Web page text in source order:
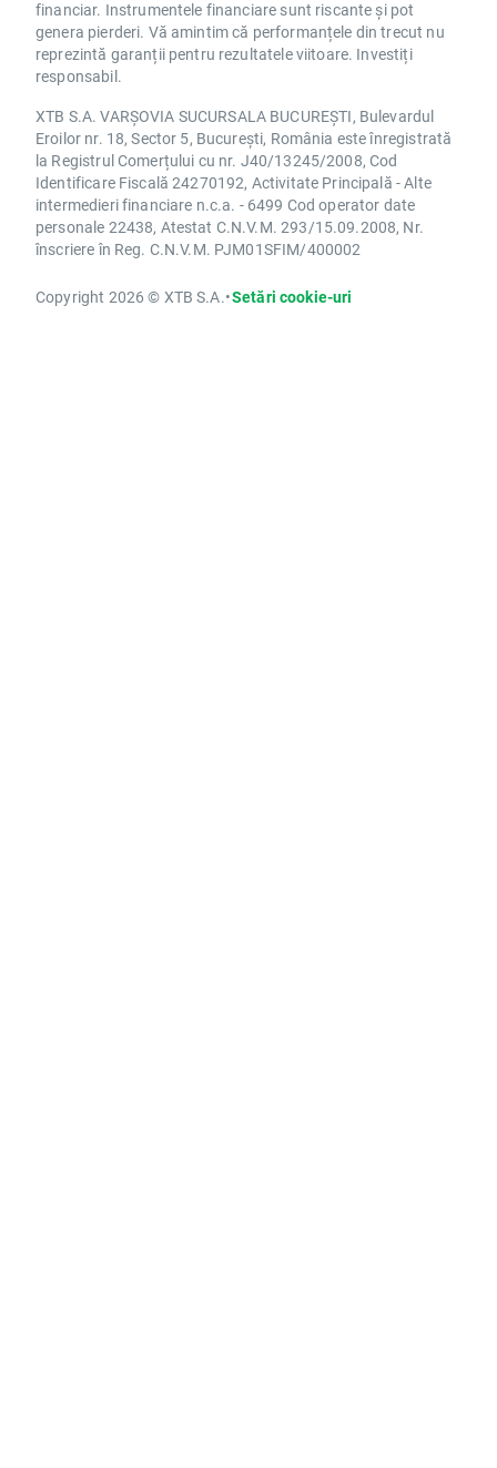
financiar. Instrumentele financiare sunt riscante și pot
genera pierderi. Vă amintim că performanțele din trecut nu
reprezintă garanții pentru rezultatele viitoare. Investiți
responsabil.
XTB S.A. VARȘOVIA SUCURSALA BUCUREȘTI, Bulevardul
Eroilor nr. 18, Sector 5, București, România este înregistrată
la Registrul Comerțului cu nr. J40/13245/2008, Cod
Identificare Fiscală 24270192, Activitate Principală - Alte
intermedieri financiare n.c.a. - 6499 Cod operator date
personale 22438, Atestat C.N.V.M. 293/15.09.2008, Nr.
înscriere în Reg. C.N.V.M. PJM01SFIM/400002
Copyright 2026 © XTB S.A.•Setări cookie-uri